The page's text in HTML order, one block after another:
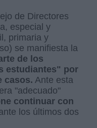
de Directores
especial y
primaria y
se manifiesta la
de los
estudiantes" por
casos. Ante esta
"adecuado"
continuar con
los últimos dos